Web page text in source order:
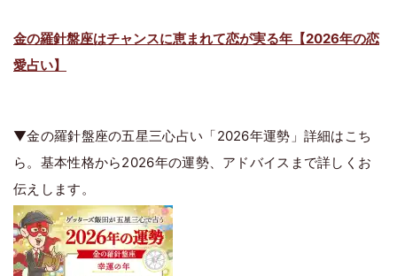
金の羅針盤座はチャンスに恵まれて恋が実る年【2026年の恋
愛占い】
▼金の羅針盤座の五星三心占い「2026年運勢」詳細はこち
ら。基本性格から2026年の運勢、アドバイスまで詳しくお
伝えします。